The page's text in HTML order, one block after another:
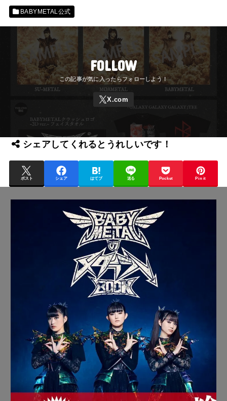
BABYMETAL公式
FOLLOW
シェアしてくれるとうれしいです！
ポスト シェア はてブ 送る Pocket Pin it